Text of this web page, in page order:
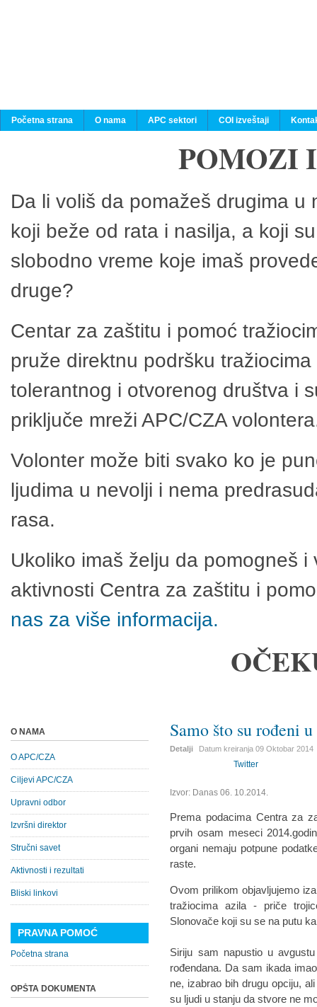
Početna strana O nama APC sektori COI izveštaji
POMOZI
Da li voliš da pomažeš drugima
koji beže od rata i nasilja, a koji
slobodno vreme koje imaš
druge?
Centar za zaštitu i pomoć
pruže direktnu podršku
tolerantnog i otvorenog društva i
priključe mreži APC/CZA
Volonter može biti svako ko je
ljudima u nevolji i nema
rasa.
Ukoliko imaš želju da pomogneš
aktivnosti Centra za zaštitu i
nas za više informacija.
Samo što su rođeni
Detalji Datum kreiranja09 Oktobar 2014
Twitter
Izvor: Danas 06. 10.2014.
Prema podacima Centra za
prvih osam meseci
organi nemaju potpune
raste.
Ovom prilikom objavljujemo
tražiocima azila - priče
Slonovače koji su se na putu
Siriju sam napustio u
rođendana. Da sam ikada
ne, izabrao bih drugu opciju,
su ljudi u stanju da stvore ne
O NAMA
O APC/CZA
Ciljevi APC/CZA
Upravni odbor
Izvršni direktor
Stručni savet
Aktivnosti i rezultati
Bliski linkovi
PRAVNA POMOĆ
Početna strana
OPŠTA DOKUMENTA